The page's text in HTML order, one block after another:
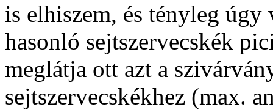
is elhiszem, és tényleg
hasonló sejtszervecskék
meglátja ott azt a
sejtszervecskékhez (max.